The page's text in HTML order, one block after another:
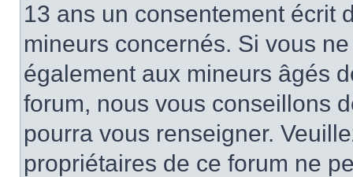
13 ans un consentement écrit
mineurs concernés. Si vous
également aux mineurs âgés
forum, nous vous conseillons
pourra vous renseigner.
propriétaires de ce forum ne